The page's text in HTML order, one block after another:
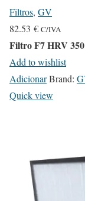
Filtros, GV
82.53 € C/IVA
Filtro F7 HRV 350
Add to wishlist
AdicionarBrand:
Quick view